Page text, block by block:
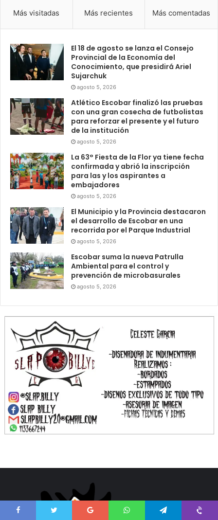
Más visitadas Más recientes Más comentadas
El 18 de agosto se lanza el Consejo
Provincial de la Economía del
Conocimiento, que presidirá Ariel
Sujarchuk
agosto 5, 2026
Atlético Escobar finalizó las pruebas
con una gran cosecha de futbolistas
para reforzar el presente y el futuro
de la institución
agosto 5, 2026
La 63° Fiesta de la Flor ya tiene fecha
confirmada y abrió la inscripción
para las y los aspirantes a
embajadores
agosto 5, 2026
El Municipio y la Provincia destacaron
el desarrollo de Escobar en una
recorrida por el Parque Industrial
agosto 5, 2026
Escobar suma la nueva Patrulla
Ambiental para el control y
prevención de microbasurales
agosto 5, 2026